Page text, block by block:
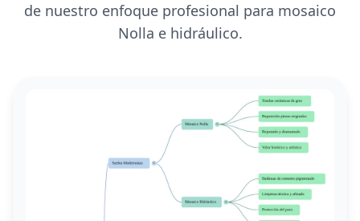
de nuestro enfoque profesional para mosaico
Nolla e hidráulico.